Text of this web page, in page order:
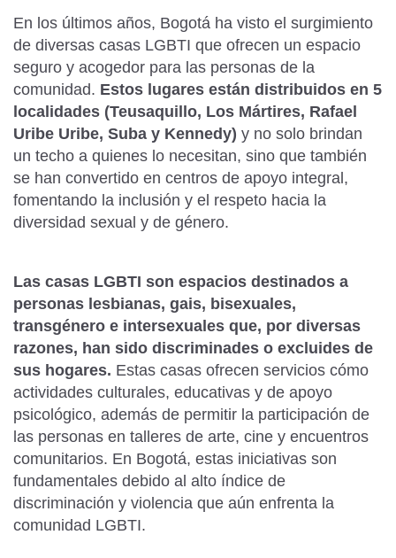
En los últimos años, Bogotá ha visto el surgimiento
de diversas casas LGBTI que ofrecen un espacio
seguro y acogedor para las personas de la
comunidad. Estos lugares están distribuidos en 5
localidades (Teusaquillo, Los Mártires, Rafael
Uribe Uribe, Suba y Kennedy) y no solo brindan
un techo a quienes lo necesitan, sino que también
se han convertido en centros de apoyo integral,
fomentando la inclusión y el respeto hacia la
diversidad sexual y de género.
Las casas LGBTI son espacios destinados a
personas lesbianas, gais, bisexuales,
transgénero e intersexuales que, por diversas
razones, han sido discriminades o excluides de
sus hogares. Estas casas ofrecen servicios cómo
actividades culturales, educativas y de apoyo
psicológico, además de permitir la participación de
las personas en talleres de arte, cine y encuentros
comunitarios. En Bogotá, estas iniciativas son
fundamentales debido al alto índice de
discriminación y violencia que aún enfrenta la
comunidad LGBTI.